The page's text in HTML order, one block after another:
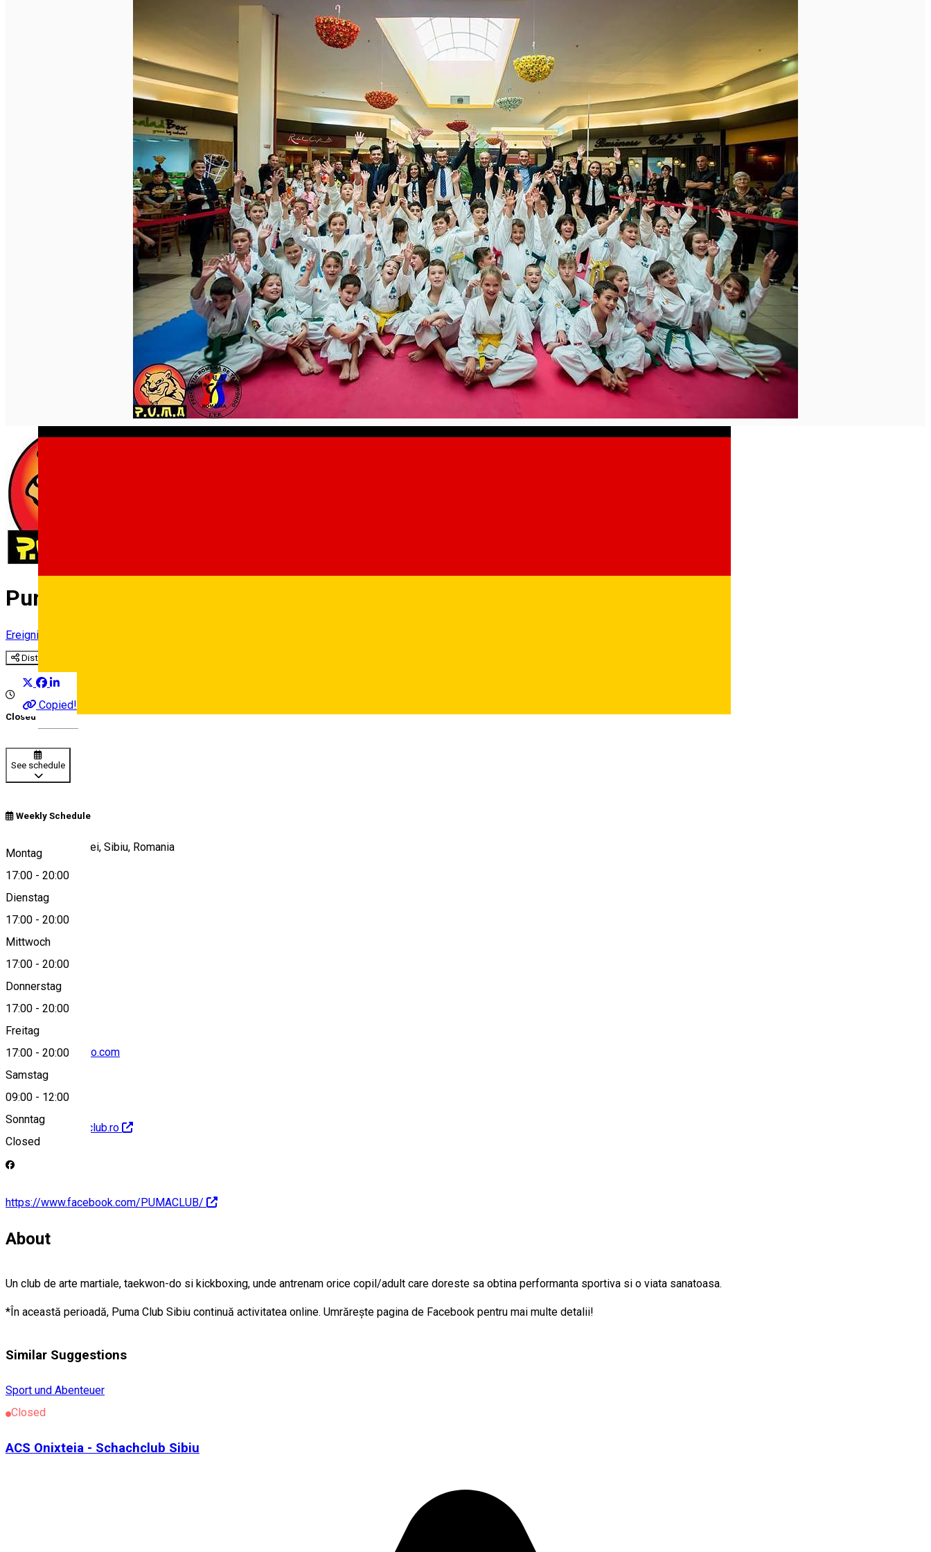
Puma Club Sibiu
Ereignisorganisator
Distribuie
Copied!
Closed
See schedule
Weekly Schedule
Montag
17:00 - 20:00
Dienstag
17:00 - 20:00
Mittwoch
17:00 - 20:00
Donnerstag
17:00 - 20:00
Freitag
17:00 - 20:00
Samstag
09:00 - 12:00
Sonntag
Closed
Bulevardul Victoriei, Sibiu, Romania
View on map
cipi_banea@yahoo.com
http://www.pumaclub.ro
https://www.facebook.com/PUMACLUB/
About
Un club de arte martiale, taekwon-do si kickboxing, unde antrenam orice copil/adult care doreste sa obtina performanta sportiva si o viata sanatoasa.
*În această perioadă, Puma Club Sibiu continuă activitatea online. Umrărește pagina de Facebook pentru mai multe detalii!
Similar Suggestions
Sport und Abenteuer
Closed
ACS Onixteia - Schachclub Sibiu